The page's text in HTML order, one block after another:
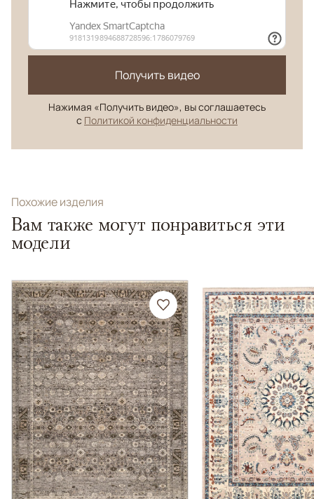
Получить видео
Нажимая «Получить видео», вы соглашаетесь
с Политикой конфиденциальности
Похожие изделия
Вам также могут понравиться эти
модели